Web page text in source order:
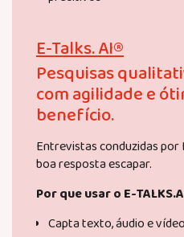
E-Talks. AI®
Pesquisas
com agilidade e
benefício.
Entrevistas conduzidas por
boa resposta escapar.
Por que usar o E-
Capta texto, áudio e